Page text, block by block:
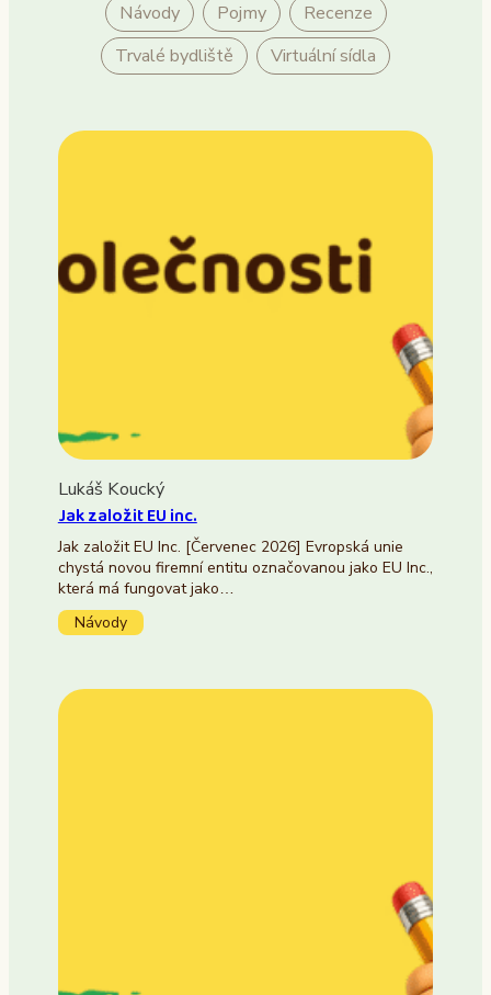
Návody Pojmy
Recenze
Trvalé bydliště
Virtuální sídla
Lukáš Koucký
Jak založit EU inc.
Jak založit EU Inc. [Červenec 2026] Evropská unie
chystá novou firemní entitu označovanou jako EU Inc.,
která má fungovat jako…
Návody